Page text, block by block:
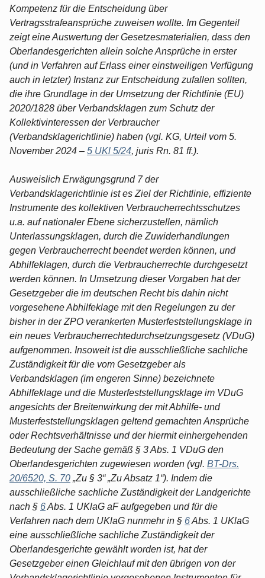
Kompetenz für die Entscheidung über
Vertragsstrafeansprüche zuweisen wollte. Im Gegenteil
zeigt eine Auswertung der Gesetzesmaterialien, dass den
Oberlandesgerichten allein solche Ansprüche in erster
(und in Verfahren auf Erlass einer einstweiligen Verfügung
auch in letzter) Instanz zur Entscheidung zufallen sollten,
die ihre Grundlage in der Umsetzung der Richtlinie (EU)
2020/1828 über Verbandsklagen zum Schutz der
Kollektivinteressen der Verbraucher
(Verbandsklagerichtlinie) haben (vgl. KG, Urteil vom 5.
November 2024 – 5 UKl 5/24, juris Rn. 81 ff.).
Ausweislich Erwägungsgrund 7 der
Verbandsklagerichtlinie ist es Ziel der Richtlinie, effiziente
Instrumente des kollektiven Verbraucherrechtsschutzes
u.a. auf nationaler Ebene sicherzustellen, nämlich
Unterlassungsklagen, durch die Zuwiderhandlungen
gegen Verbraucherrecht beendet werden können, und
Abhilfeklagen, durch die Verbraucherrechte durchgesetzt
werden können. In Umsetzung dieser Vorgaben hat der
Gesetzgeber die im deutschen Recht bis dahin nicht
vorgesehene Abhilfeklage mit den Regelungen zu der
bisher in der ZPO verankerten Musterfeststellungsklage in
ein neues Verbraucherrechtedurchsetzungsgesetz (VDuG)
aufgenommen. Insoweit ist die ausschließliche sachliche
Zuständigkeit für die vom Gesetzgeber als
Verbandsklagen (im engeren Sinne) bezeichnete
Abhilfeklage und die Musterfeststellungsklage im VDuG
angesichts der Breitenwirkung der mit Abhilfe- und
Musterfeststellungsklagen geltend gemachten Ansprüche
oder Rechtsverhältnisse und der hiermit einhergehenden
Bedeutung der Sache gemäß § 3 Abs. 1 VDuG den
Oberlandesgerichten zugewiesen worden (vgl. BT-Drs.
20/6520, S. 70 „Zu § 3“ „Zu Absatz 1“). Indem die
ausschließliche sachliche Zuständigkeit der Landgerichte
nach § 6Abs. 1 UKlaG aF aufgegeben und für die
Verfahren nach dem UKlaG nunmehr in § 6Abs. 1 UKlaG
eine ausschließliche sachliche Zuständigkeit der
Oberlandesgerichte gewählt worden ist, hat der
Gesetzgeber einen Gleichlauf mit den übrigen von der